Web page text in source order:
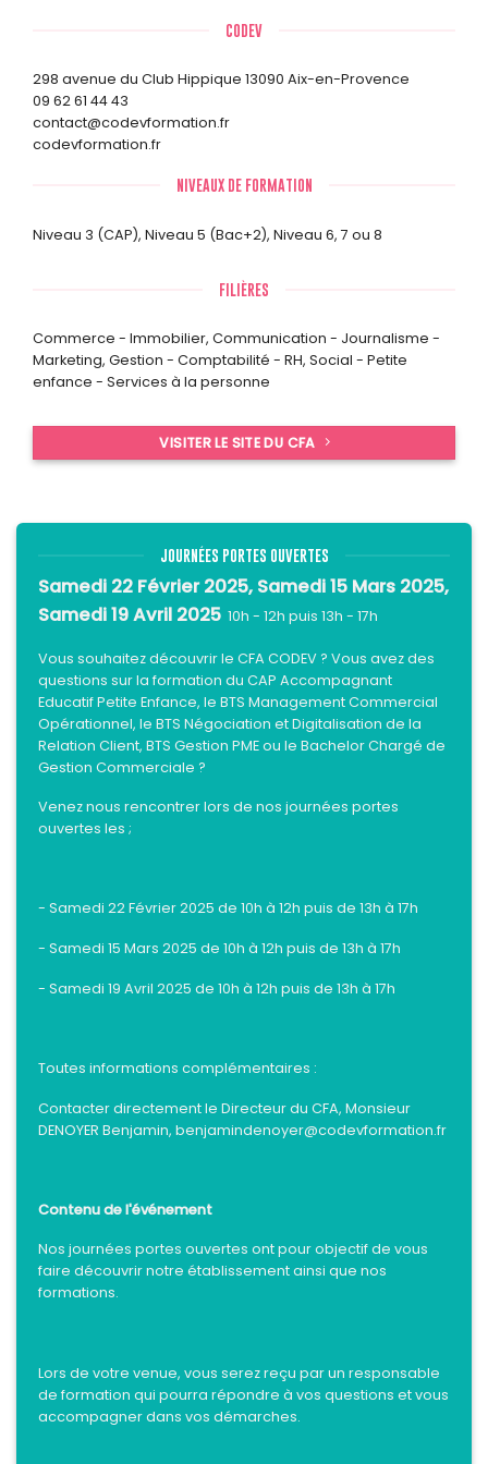
CODEV
298 avenue du Club Hippique 13090 Aix-en-Provence
09 62 61 44 43
contact@codevformation.fr
codevformation.fr
NIVEAUX DE FORMATION
Niveau 3 (CAP), Niveau 5 (Bac+2), Niveau 6, 7 ou 8
FILIÈRES
Commerce - Immobilier, Communication - Journalisme -
Marketing, Gestion - Comptabilité - RH, Social - Petite
enfance - Services à la personne
VISITER LE SITE DU CFA
JOURNÉES PORTES OUVERTES
Samedi 22 Février 2025, Samedi 15 Mars 2025,
Samedi 19 Avril 2025 10h - 12h puis 13h - 17h
Vous souhaitez découvrir le CFA CODEV ? Vous avez des
questions sur la formation du CAP Accompagnant
Educatif Petite Enfance, le BTS Management Commercial
Opérationnel, le BTS Négociation et Digitalisation de la
Relation Client, BTS Gestion PME ou le Bachelor Chargé de
Gestion Commerciale ?
Venez nous rencontrer lors de nos journées portes
ouvertes les ;
- Samedi 22 Février 2025 de 10h à 12h puis de 13h à 17h
- Samedi 15 Mars 2025 de 10h à 12h puis de 13h à 17h
- Samedi 19 Avril 2025 de 10h à 12h puis de 13h à 17h
Toutes informations complémentaires :
Contacter directement le Directeur du CFA, Monsieur
DENOYER Benjamin, benjamindenoyer@codevformation.fr
Contenu de l'événement
Nos journées portes ouvertes ont pour objectif de vous
faire découvrir notre établissement ainsi que nos
formations.
Lors de votre venue, vous serez reçu par un responsable
de formation qui pourra répondre à vos questions et vous
accompagner dans vos démarches.